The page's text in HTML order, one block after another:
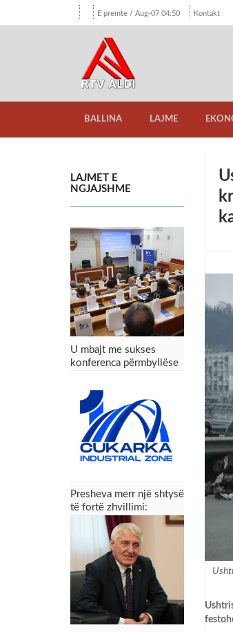
E premte / Aug-07 04:50 Kontakt
BALLINA LAJME
LAJMET E
NGJAJSHME
U mbajt me sukses
konferenca përmbyllëse
Industriale “Çukarka” –
Presheva fiton mundësi
të reja zhvillimi
Presheva merr një shtysë
të fortë zhvillimi:
Konferenca përmbyllëse
e projektit Zona
Industriale “Çukarka”